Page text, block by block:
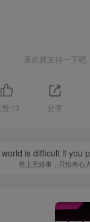
喜欢就支持一下吧
13 分享
is difficult if you
世上无难事，只怕有心人